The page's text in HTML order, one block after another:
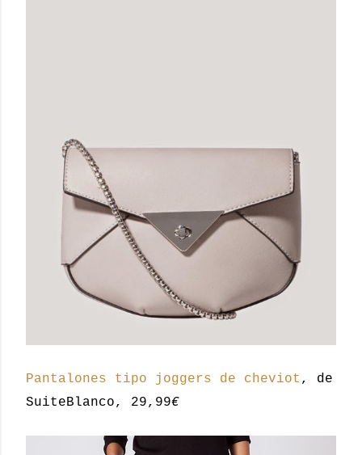
Pantalones tipo joggers de cheviot , de
SuiteBlanco, 29,99€